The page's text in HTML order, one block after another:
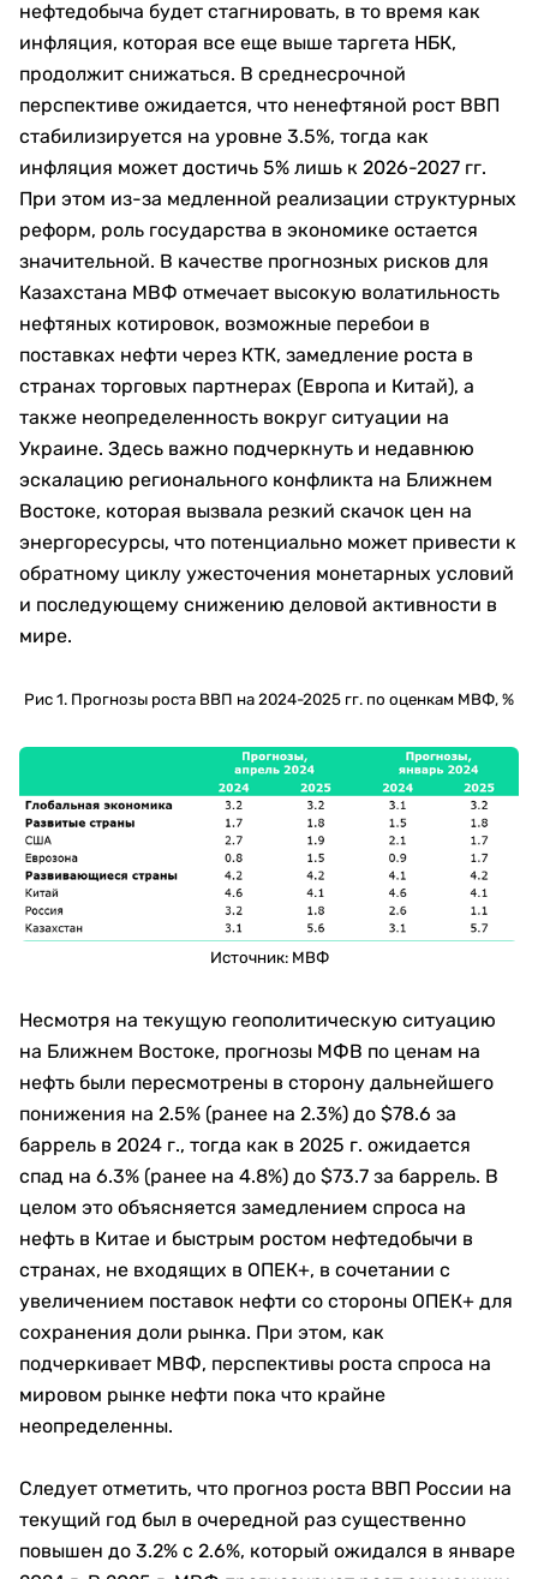
нефтедобыча будет стагнировать, в то время как
инфляция, которая все еще выше таргета НБК,
продолжит снижаться. В среднесрочной
перспективе ожидается, что ненефтяной рост ВВП
стабилизируется на уровне 3.5%, тогда как
инфляция может достичь 5% лишь к 2026-2027 гг.
При этом из-за медленной реализации структурных
реформ, роль государства в экономике остается
значительной. В качестве прогнозных рисков для
Казахстана МВФ отмечает высокую волатильность
нефтяных котировок, возможные перебои в
поставках нефти через КТК, замедление роста в
странах торговых партнерах (Европа и Китай), а
также неопределенность вокруг ситуации на
Украине. Здесь важно подчеркнуть и недавнюю
эскалацию регионального конфликта на Ближнем
Востоке, которая вызвала резкий скачок цен на
энергоресурсы, что потенциально может привести к
обратному циклу ужесточения монетарных условий
и последующему снижению деловой активности в
мире.
Рис 1. Прогнозы роста ВВП на 2024-2025 гг. по оценкам МВФ, %
Источник: МВФ
Несмотря на текущую геополитическую ситуацию
на Ближнем Востоке, прогнозы МФВ по ценам на
нефть были пересмотрены в сторону дальнейшего
понижения на 2.5% (ранее на 2.3%) до $78.6 за
баррель в 2024 г., тогда как в 2025 г. ожидается
спад на 6.3% (ранее на 4.8%) до $73.7 за баррель. В
целом это объясняется замедлением спроса на
нефть в Китае и быстрым ростом нефтедобычи в
странах, не входящих в ОПЕК+, в сочетании с
увеличением поставок нефти со стороны ОПЕК+ для
сохранения доли рынка. При этом, как
подчеркивает МВФ, перспективы роста спроса на
мировом рынке нефти пока что крайне
неопределенны.
Следует отметить, что прогноз роста ВВП России на
текущий год был в очередной раз существенно
повышен до 3.2% с 2.6%, который ожидался в январе